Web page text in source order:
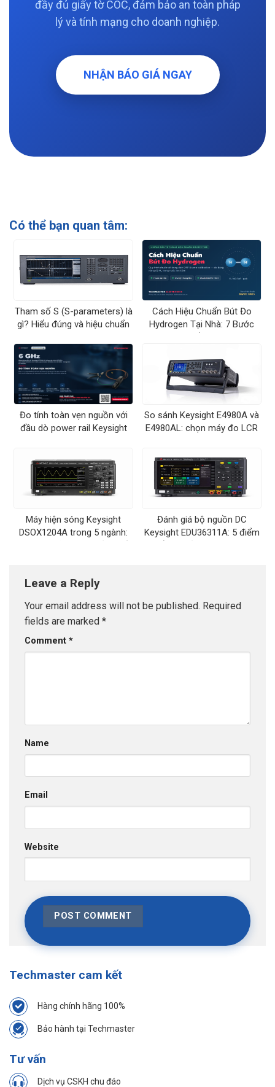
đầy đủ giấy tờ COC, đảm bảo an toàn pháp
lý và tính mạng cho doanh nghiệp.
NHẬN BÁO GIÁ NGAY
Có thể bạn quan tâm:
Tham số S (S-parameters) là
gì? Hiểu đúng và hiệu chuẩn
Cách Hiệu Chuẩn Bút Đo
Hydrogen Tại Nhà: 7 Bước
Đo tính toàn vẹn nguồn với
đầu dò power rail Keysight
So sánh Keysight E4980A và
E4980AL: chọn máy đo LCR
Máy hiện sóng Keysight
DSOX1204A trong 5 ngành:
Đánh giá bộ nguồn DC
Keysight EDU36311A: 5 điểm
Leave a Reply
Your email address will not be published. Required
fields are marked *
Comment *
Name
Email
Website
Techmaster cam kết
Hàng chính hãng 100%
Bảo hành tại Techmaster
Tư vấn
Dịch vụ CSKH chu đáo